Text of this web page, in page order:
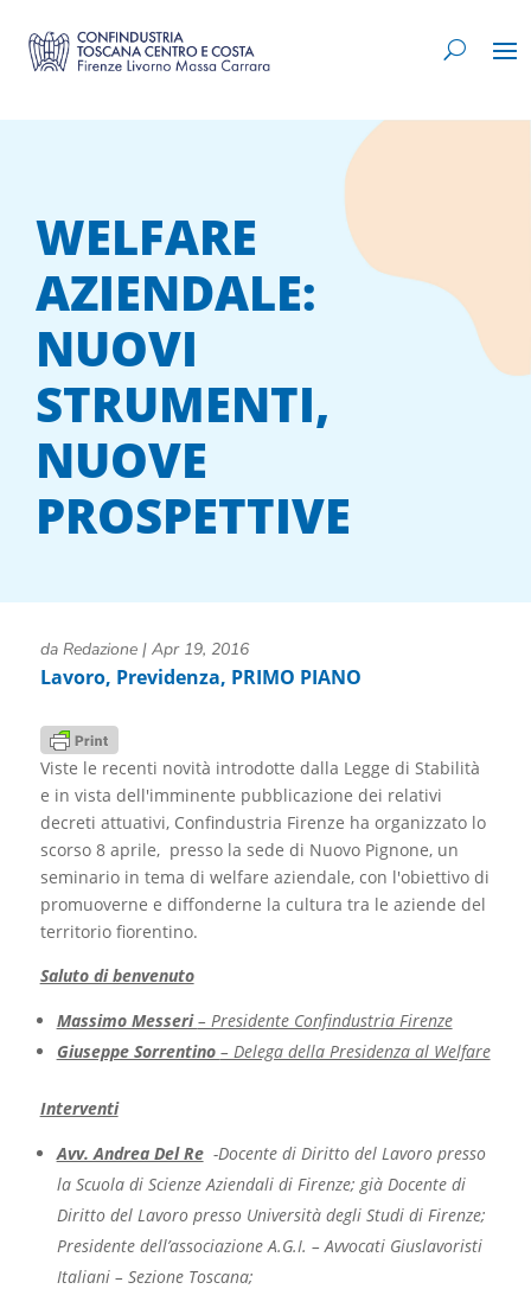
WELFARE
AZIENDALE:
NUOVI
STRUMENTI,
NUOVE
PROSPETTIVE
da Redazione| Apr 19, 2016
Lavoro, Previdenza, PRIMO PIANO
Viste le recenti novità introdotte dalla Legge di Stabilità
e in vista dell'imminente pubblicazione dei relativi
decreti attuativi, Confindustria Firenze ha organizzato lo
scorso 8 aprile, presso la sede di Nuovo Pignone, un
seminario in tema di welfare aziendale, con l'obiettivo di
promuoverne e diffonderne la cultura tra le aziende del
territorio fiorentino.
Saluto di benvenuto
Massimo Messeri– Presidente Confindustria Firenze
Giuseppe Sorrentino – Delega della Presidenza al Welfare
Interventi
Avv. Andrea Del Re -Docente di Diritto del Lavoro presso
la Scuola di Scienze Aziendali di Firenze; già Docente di
Diritto del Lavoro presso Università degli Studi di Firenze;
Presidente dell’associazione A.G.I. – Avvocati Giuslavoristi
Italiani – Sezione Toscana;